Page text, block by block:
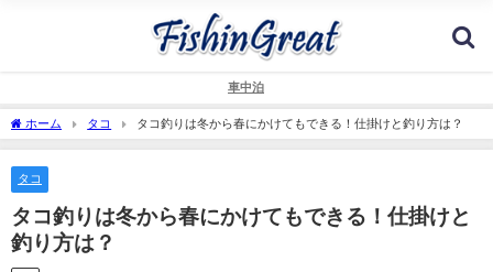
車中泊
ホーム タコ タコ釣りは冬から春にかけてもできる！仕掛けと釣り方は？
タコ
タコ釣りは冬から春にかけてもできる！仕掛けと
釣り方は？